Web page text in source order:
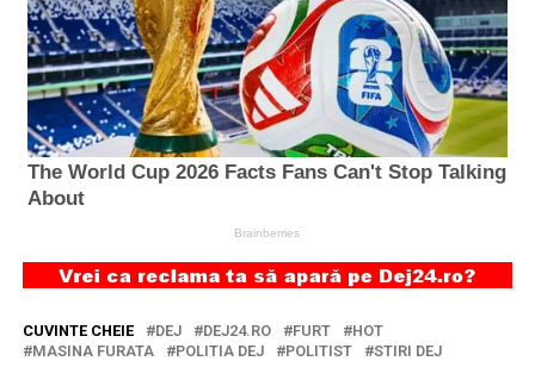
CUVINTE CHEIE DEJ DEJ24.RO FURT
HOT
MASINA FURATA
POLITIA DEJ POLITIST STIRI DEJ